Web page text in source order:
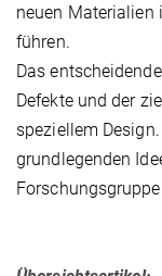
neuen Materialien
führen.
Das
Defekte und der
speziellem
grundlegenden